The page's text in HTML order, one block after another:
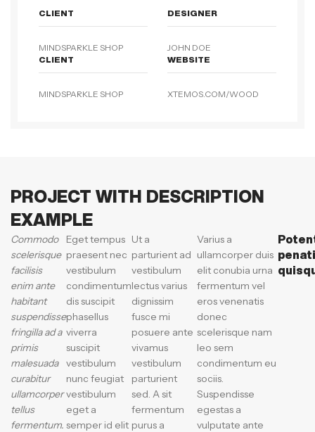
CLIENT
MINDSPARKLE SHOP
DESIGNER
JOHN DOE
CLIENT
MINDSPARKLE SHOP
WEBSITE
XTEMOS.COM/WOOD
PROJECT WITH DESCRIPTION
EXAMPLE
Commodo
scelerisque
facilisis
enim ante
habitant
suspendisse
fringilla ad a
primis
malesuada
curabitur
ullamcorper
tellus
fermentum.
Eget tempus
praesent nec
vestibulum
condimentum
dis suscipit
phasellus
viverra
suscipit
vestibulum
nunc feugiat
vestibulum
eget a
semper id elit
Ut a
parturient ad
vestibulum
lectus varius
dignissim
fusce mi
posuere ante
vivamus
vestibulum
parturient
sed. A sit
fermentum
purus a
Varius a
ullamcorper duis
elit conubia urna
fermentum vel
eros venenatis
donec
scelerisque nam
leo sem
condimentum eu
sociis.
Suspendisse
egestas a
vulputate ante